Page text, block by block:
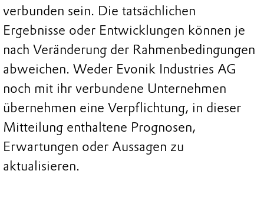
verbunden sein. Die tatsächlichen
Ergebnisse oder Entwicklungen können je
nach Veränderung der Rahmenbedingungen
abweichen. Weder Evonik Industries AG
noch mit ihr verbundene Unternehmen
übernehmen eine Verpflichtung, in dieser
Mitteilung enthaltene Prognosen,
Erwartungen oder Aussagen zu
aktualisieren.